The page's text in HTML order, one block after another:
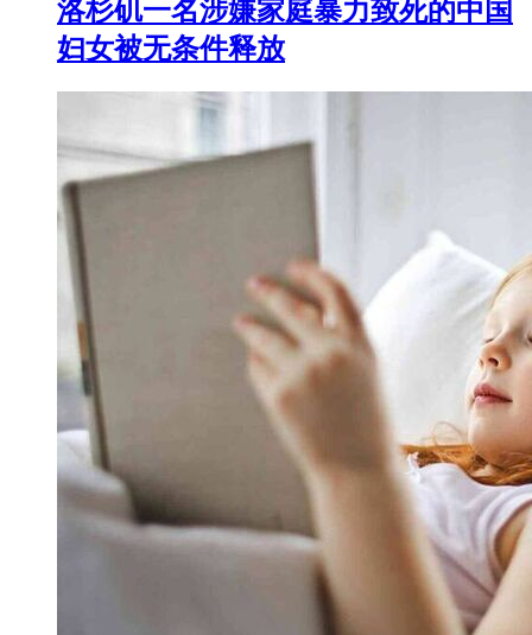
洛杉矶一名涉嫌家庭暴力致死的中国
妇女被无条件释放